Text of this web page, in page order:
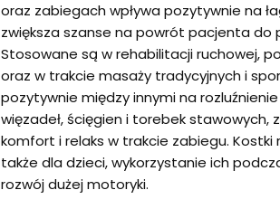
oraz zabiegach wpływa pozytywnie na
zwiększa szanse na powrót pacjenta do
Stosowane są w rehabilitacji ruchowej,
oraz w trakcie masaży tradycyjnych i
pozytywnie między innymi na
więzadeł, ścięgien i torebek
komfort i relaks w trakcie zabiegu.
także dla dzieci, wykorzystanie ich
rozwój dużej motoryki.